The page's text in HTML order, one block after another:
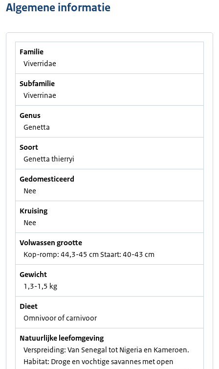
Algemene informatie
Familie
Viverridae
Subfamilie
Viverrinae
Genus
Genetta
Soort
Genetta thierryi
Gedomesticeerd
Nee
Kruising
Nee
Volwassen grootte
Kop-romp: 44,3-45 cm Staart: 40-43 cm
Gewicht
1,3-1,5 kg
Dieet
Omnivoor of carnivoor
Natuurlijke leefomgeving
Verspreiding: Van Senegal tot Nigeria en Kameroen.
Habitat: Droge en vochtige savannes met open